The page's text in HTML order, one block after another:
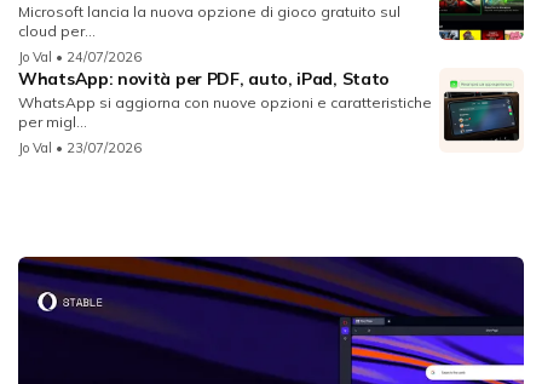
Microsoft lancia la nuova opzione di gioco gratuito sul
cloud per...
Jo Val • 24/07/2026
WhatsApp: novità per PDF, auto, iPad, Stato
WhatsApp si aggiorna con nuove opzioni e caratteristiche
per migl...
Jo Val • 23/07/2026